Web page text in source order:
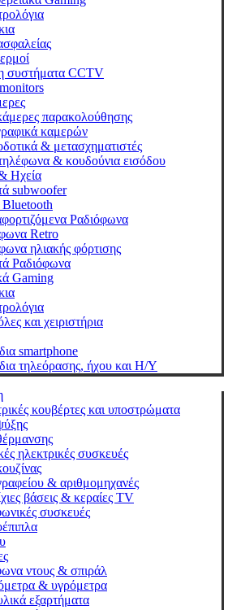
συστήματα CCTV
παρακολούθησης
καμερών
& μετασχηματιστές
& κουδούνια εισόδου
Ηχεία
subwoofer
Bluetooth
Ραδιόφωνα
Retro
ηλιακής φόρτισης
Ραδιόφωνα
Gaming
και χειριστήρια
smartphone
τηλεόρασης, ήχου και Η/Υ
κουβέρτες και υποστρώματα
ηλεκτρικές συσκευές
& αριθμομηχανές
βάσεις & κεραίες TV
συσκευές
ντους & σπιράλ
& υγρόμετρα
εξαρτήματα